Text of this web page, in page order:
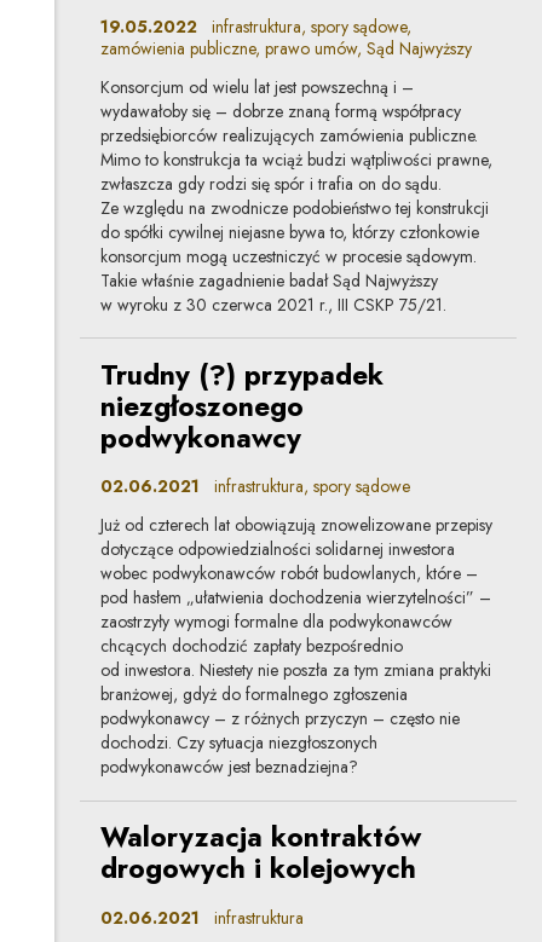
19.05.2022 infrastruktura, spory sądowe,
zamówienia publiczne, prawo umów, Sąd Najwyższy
Konsorcjum od wielu lat jest powszechną i –
wydawałoby się – dobrze znaną formą współpracy
przedsiębiorców realizujących zamówienia publiczne.
Mimo to konstrukcja ta wciąż budzi wątpliwości prawne,
zwłaszcza gdy rodzi się spór i trafia on do sądu.
Ze względu na zwodnicze podobieństwo tej konstrukcji
do spółki cywilnej niejasne bywa to, którzy członkowie
konsorcjum mogą uczestniczyć w procesie sądowym.
Takie właśnie zagadnienie badał Sąd Najwyższy
w wyroku z 30 czerwca 2021 r., III CSKP 75/21.
Trudny (?) przypadek
niezgłoszonego
podwykonawcy
02.06.2021 infrastruktura, spory sądowe
Już od czterech lat obowiązują znowelizowane przepisy
dotyczące odpowiedzialności solidarnej inwestora
wobec podwykonawców robót budowlanych, które –
pod hasłem „ułatwienia dochodzenia wierzytelności” –
zaostrzyły wymogi formalne dla podwykonawców
chcących dochodzić zapłaty bezpośrednio
od inwestora. Niestety nie poszła za tym zmiana praktyki
branżowej, gdyż do formalnego zgłoszenia
podwykonawcy – z różnych przyczyn – często nie
dochodzi. Czy sytuacja niezgłoszonych
podwykonawców jest beznadziejna?
Waloryzacja kontraktów
drogowych i kolejowych
02.06.2021 infrastruktura